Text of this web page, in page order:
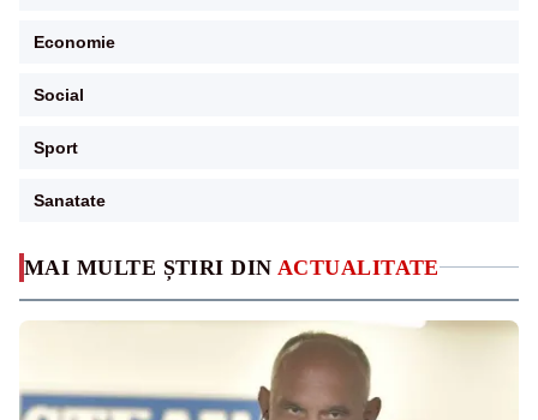
MAI MULTE ȘTIRI DIN ACTUALITATE
Economie
Social
Sport
Sanatate